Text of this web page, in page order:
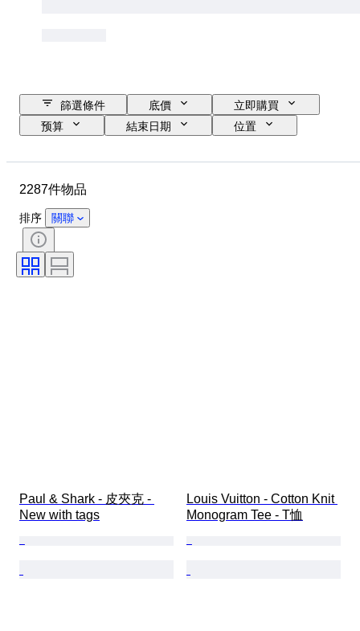
篩選條件 底價
立即購買
预算
結束日期
位置
時期
服裝尺碼
圖案
包括配件
2287件物品
排序 關聯
Paul & Shark - 皮夾克 -
New with tags
Louis Vuitton - Cotton Knit
Monogram Tee - T恤